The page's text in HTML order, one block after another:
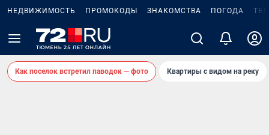
НЕДВИЖИМОСТЬ ПРОМОКОДЫ ЗНАКОМСТВА ПОГОДА
Как поселок встретил паводок — фото Квартиры с видом на реку